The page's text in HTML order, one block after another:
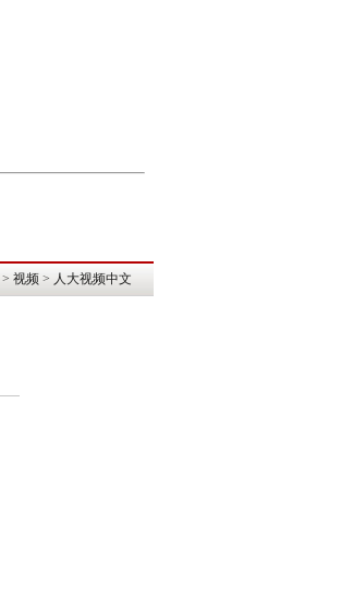
> 视频 > 人大视频中文